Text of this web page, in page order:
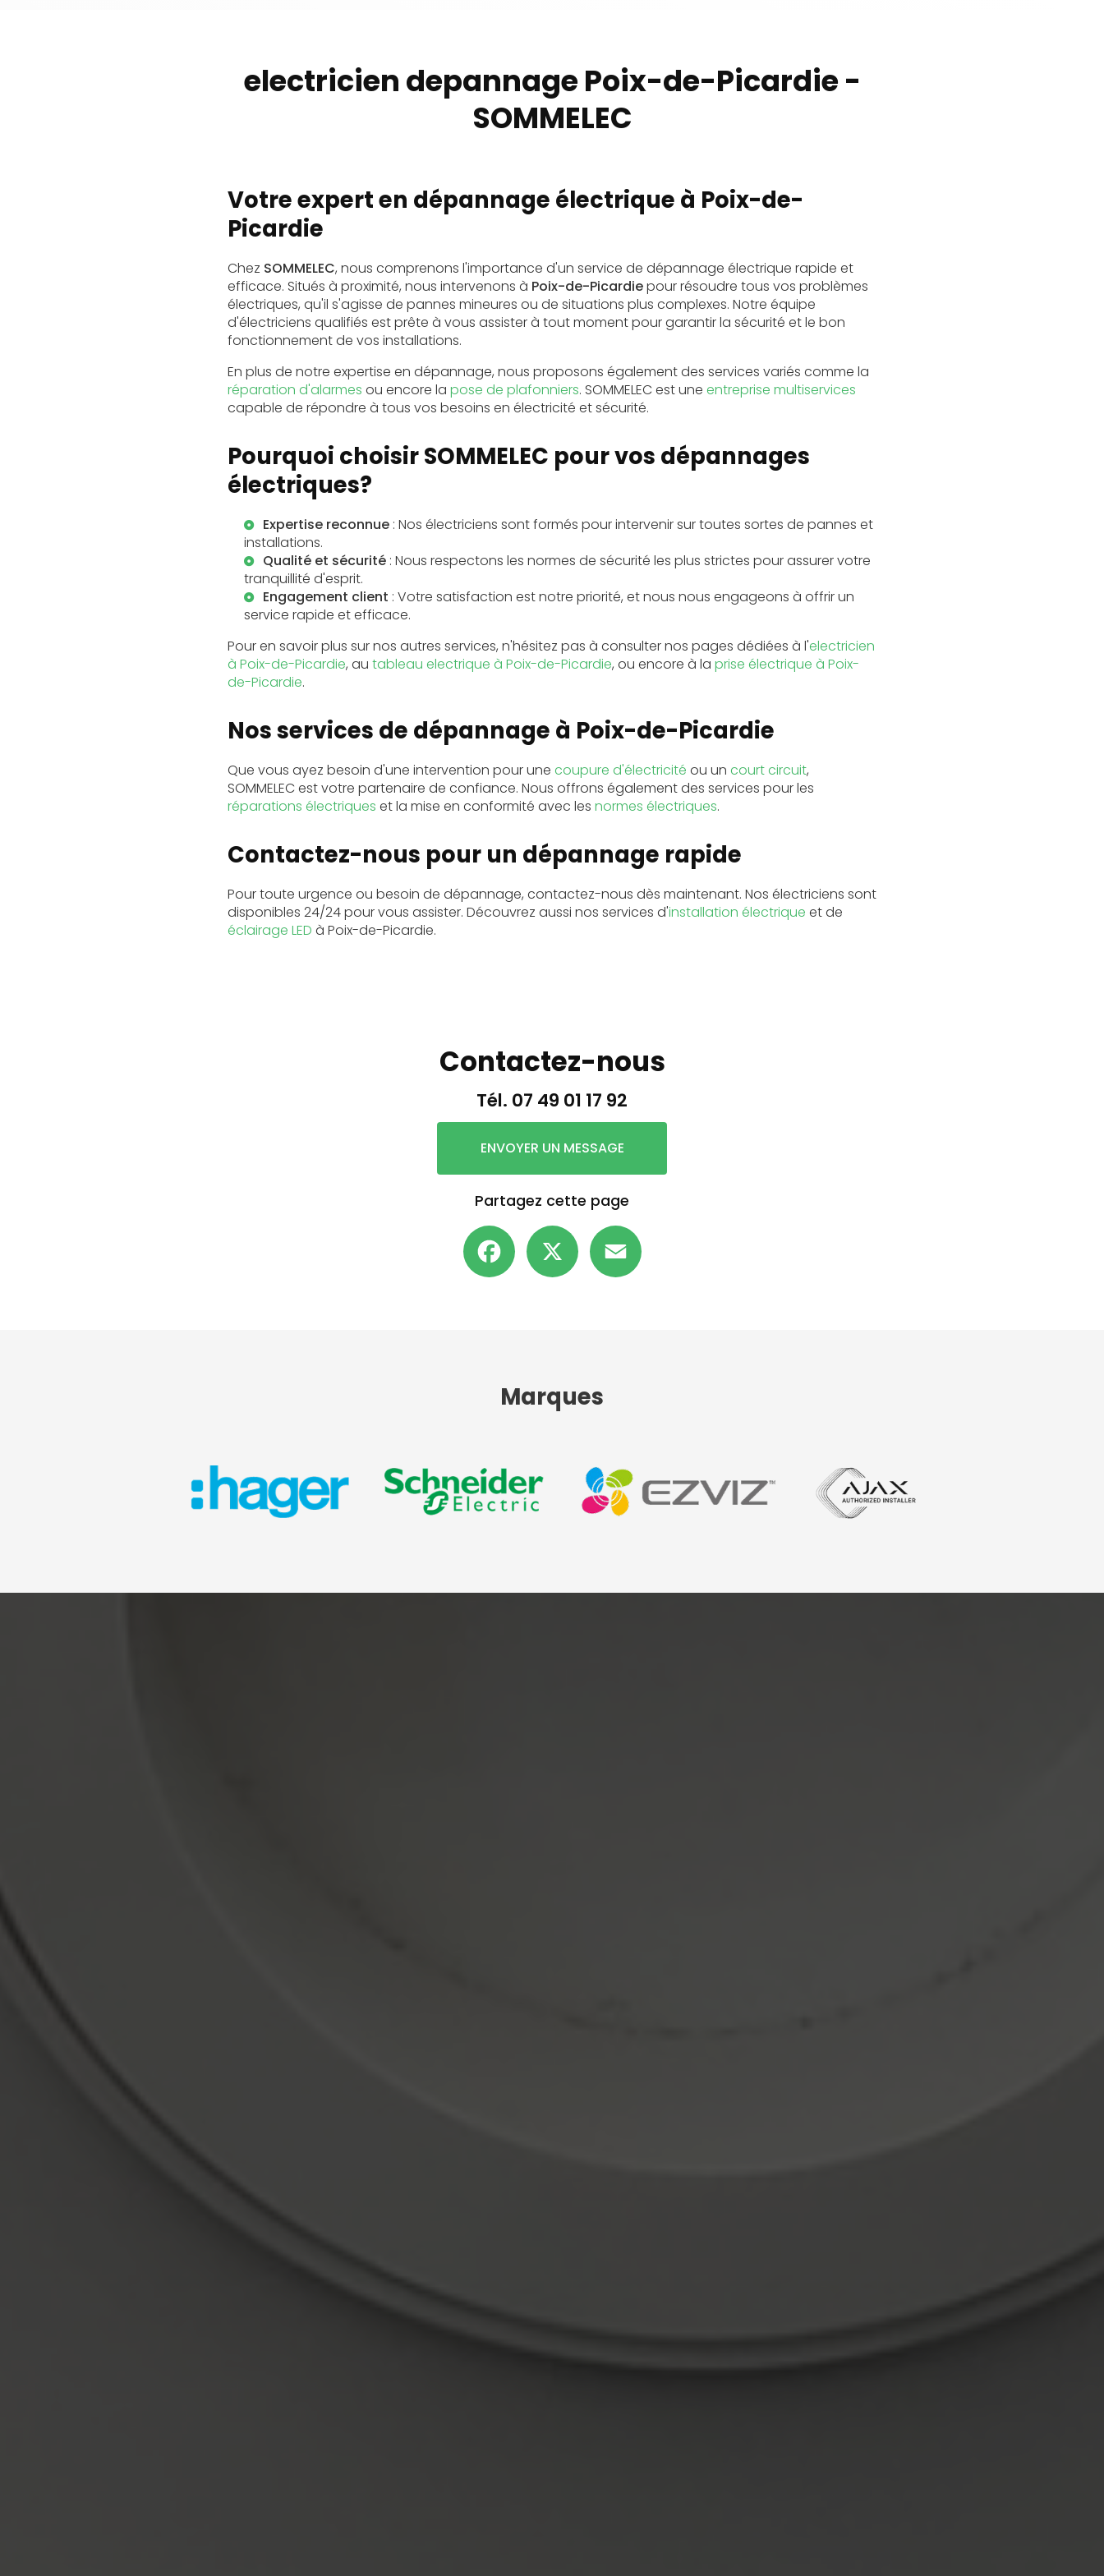
electricien depannage Poix-de-Picardie -
SOMMELEC
Votre expert en dépannage électrique à Poix-de-
Picardie
Chez SOMMELEC, nous comprenons l'importance d'un service de dépannage électrique rapide et
efficace. Situés à proximité, nous intervenons à Poix-de-Picardiepour résoudre tous vos problèmes
électriques, qu'il s'agisse de pannes mineures ou de situations plus complexes. Notre équipe
d'électriciens qualifiés est prête à vous assister à tout moment pour garantir la sécurité et le bon
fonctionnement de vos installations.
En plus de notre expertise en dépannage, nous proposons également des services variés comme la
réparation d'alarmes ou encore la pose de plafonniers. SOMMELEC est une entreprise multiservices
capable de répondre à tous vos besoins en électricité et sécurité.
Pourquoi choisir SOMMELEC pour vos dépannages
électriques?
Expertise reconnue : Nos électriciens sont formés pour intervenir sur toutes sortes de pannes et
installations.
Qualité et sécurité : Nous respectons les normes de sécurité les plus strictes pour assurer votre
tranquillité d'esprit.
Engagement client : Votre satisfaction est notre priorité, et nous nous engageons à offrir un
service rapide et efficace.
Pour en savoir plus sur nos autres services, n'hésitez pas à consulter nos pages dédiées à l'electricien
à Poix-de-Picardie, au tableau electrique à Poix-de-Picardie, ou encore à la prise électrique à Poix-
de-Picardie.
Nos services de dépannage à Poix-de-Picardie
Que vous ayez besoin d'une intervention pour une coupure d'électricité ou un court circuit,
SOMMELEC est votre partenaire de confiance. Nous offrons également des services pour les
réparations électriques et la mise en conformité avec les normes électriques.
Contactez-nous pour un dépannage rapide
Pour toute urgence ou besoin de dépannage, contactez-nous dès maintenant. Nos électriciens sont
disponibles 24/24 pour vous assister. Découvrez aussi nos services d'installation électrique et de
éclairage LED à Poix-de-Picardie.
Contactez-nous
Tél. 07 49 01 17 92
ENVOYER UN MESSAGE
Partagez cette page
Facebook
Marques